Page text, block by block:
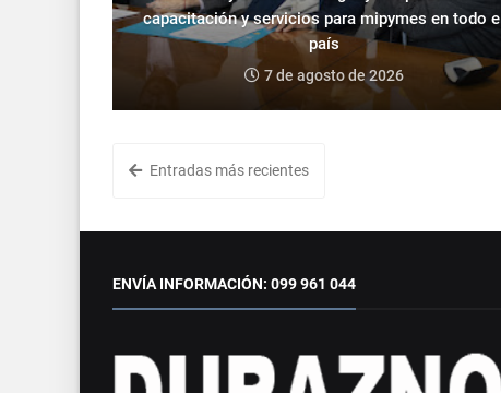
capacitación y servicios para mipymes en todo el
país
7 de agosto de 2026
Entradas más recientes
ENVÍA INFORMACIÓN: 099 961 044